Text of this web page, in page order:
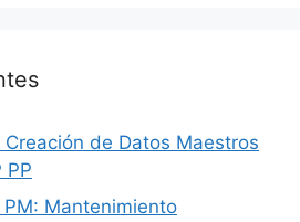
Creación de Datos Maestros
PP
Mantenimiento